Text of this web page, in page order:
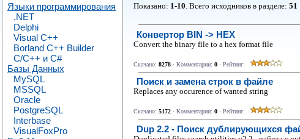
Языки программирования
.NET
Delphi
Visual C++
Borland C++ Builder
C/С++ и C#
Базы Данных
MySQL
MSSQL
Oracle
PostgreSQL
Interbase
VisualFoxPro
Показано: 1-10 . Всего исходников в разделе: 51
Конвертор BIN -> HEX
Convert the binary file to a hex format file
Скачано: 8278 · Комментарии: 0 · Рейтинг:
Поиск и замена строк в файле
Replaces any occurence of wanted string
Скачано: 5172 · Комментарии: 0 · Рейтинг:
Dup 2.2 - Поиск дублирующихся